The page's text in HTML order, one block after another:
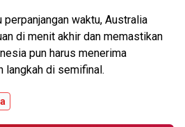
waktu, Australia
di menit akhir dan memastikan
pun harus menerima
langkah di semifinal.